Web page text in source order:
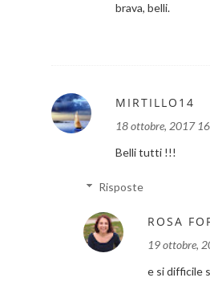
brava, belli.
MIRTILLO14
18 ottobre, 2017
Belli tutti !!!
Risposte
ROSA
19 ottobre,
e si difficile